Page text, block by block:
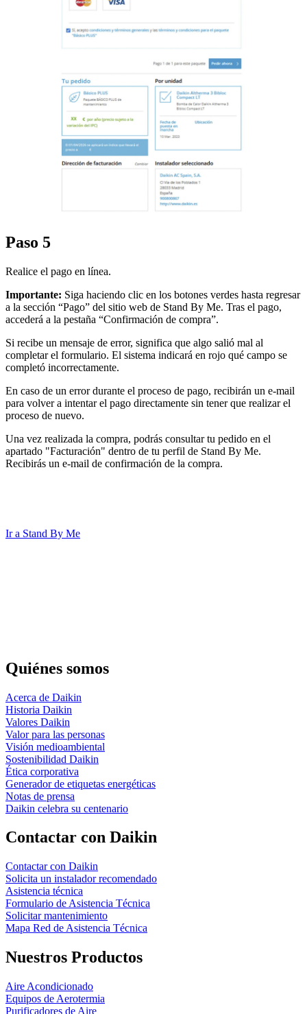
Paso 5
Realice el pago en línea.
Importante: Siga haciendo clic en los botones verdes hasta regresar
a la sección “Pago” del sitio web de Stand By Me. Tras el pago,
accederá a la pestaña “Confirmación de compra”.
Si recibe un mensaje de error, significa que algo salió mal al
completar el formulario. El sistema indicará en rojo qué campo se
completó incorrectamente.
En caso de un error durante el proceso de pago, recibirán un e-mail
para volver a intentar el pago directamente sin tener que realizar el
proceso de nuevo.
Una vez realizada la compra, podrás consultar tu pedido en el
apartado "Facturación" dentro de tu perfil de Stand By Me.
Recibirás un e-mail de confirmación de la compra.
Ir a Stand By Me
Quiénes somos
Acerca de Daikin
Historia Daikin
Valores Daikin
Valor para las personas
Visión medioambiental
Sostenibilidad Daikin
Ética corporativa
Generador de etiquetas energéticas
Notas de prensa
Daikin celebra su centenario
Contactar con Daikin
Contactar con Daikin
Solicita un instalador recomendado
Asistencia técnica
Formulario de Asistencia Técnica
Solicitar mantenimiento
Mapa Red de Asistencia Técnica
Nuestros Productos
Aire Acondicionado
Equipos de Aerotermia
Purificadores de Aire